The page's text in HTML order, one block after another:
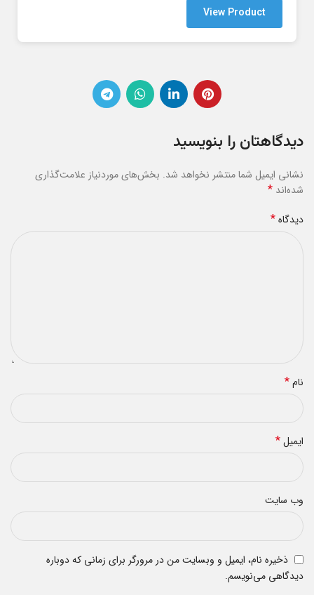
View Product
دیدگاهتان را بنویسید
نشانی ایمیل شما منتشر نخواهد شد. بخش‌های موردنیاز علامت‌گذاری
شده‌اند *
دیدگاه*
نام*
ایمیل*
وب‌ سایت
ذخیره نام، ایمیل و وبسایت من در مرورگر برای زمانی که دوباره
دیدگاهی می‌نویسم.